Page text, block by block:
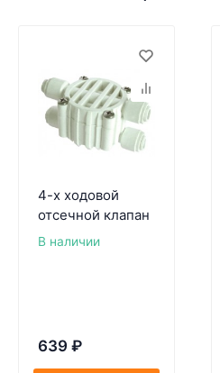
4-х ходовой
отсечной клапан
В наличии
639 ₽